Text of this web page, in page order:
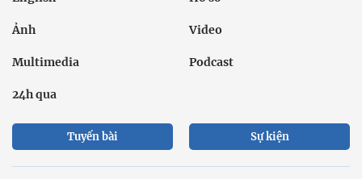
Ảnh Video
Multimedia Podcast
24h qua
Tuyến bài Sự kiện